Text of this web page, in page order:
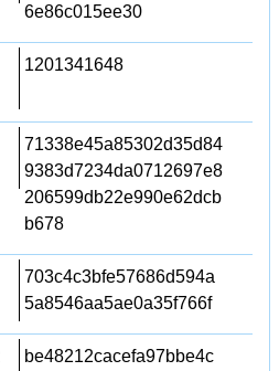
6e86c015ee30
1201341648
71338e45a85302d35d84
9383d7234da0712697e8
206599db22e990e62dcb
b678
703c4c3bfe57686d594a
5a8546aa5ae0a35f766f
be48212cacefa97bbe4c